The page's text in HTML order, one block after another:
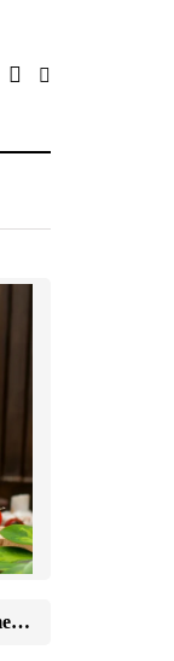
Burgerul de casă perfect: carnea, grosimea și momentul în care îl întorci